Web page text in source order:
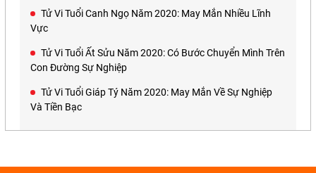
Tử Vi Tuổi Canh Ngọ Năm 2020: May Mắn Nhiều Lĩnh
Vực
Tử Vi Tuổi Ất Sửu Năm 2020: Có Bước Chuyển Mình Trên
Con Đường Sự Nghiệp
Tử Vi Tuổi Giáp Tý Năm 2020: May Mắn Về Sự Nghiệp
Và Tiền Bạc